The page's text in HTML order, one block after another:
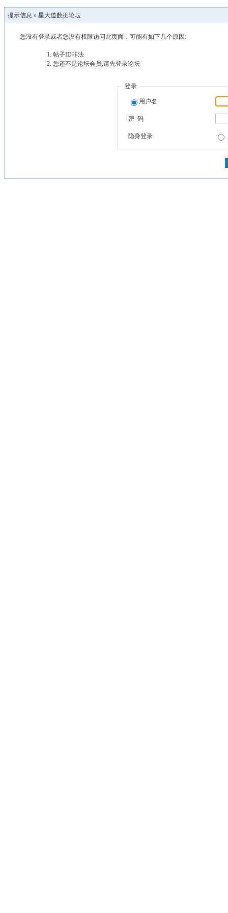
提示信息 » 星大道数据论坛
您没有登录或者您没有权限访问此页面，可能有如下几个原因:
帖子ID非法
您还不是论坛会员,请先登录论坛
登录
用户名
密 码
隐身登录